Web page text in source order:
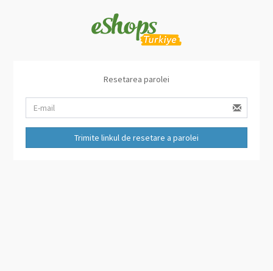
Resetarea parolei
Trimite linkul de resetare a parolei